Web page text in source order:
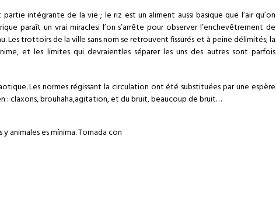
intégrante de la vie ; le riz est un aliment aussi basique que l’air qu’on
paraît un vrai miraclesi l’on s’arrête pour observer l’enchevêtrement de
Les trottoirs de la ville sans nom se retrouvent fissurés et à peine délimités; la
et les limites qui devraientles séparer les uns des autres sont parfois
Les normes régissant la circulation ont été substituées par une espère
: claxons, brouhaha,agitation, et du bruit, beaucoup de bruit…